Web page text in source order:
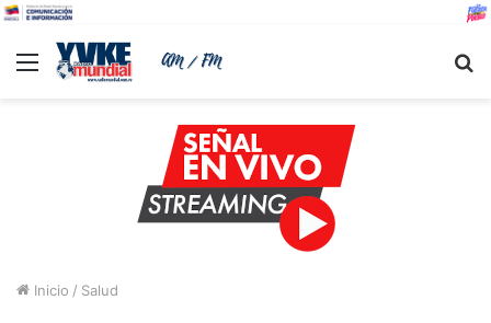
Menu
Inicio / Salud